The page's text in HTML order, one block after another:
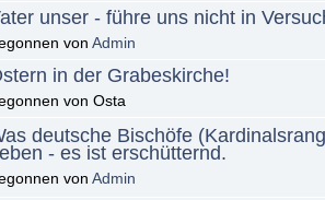
unser - führe uns nicht in
von Admin
in der Grabeskirche!
von Osta
deutsche Bischöfe
- es ist erschütternd.
von Admin